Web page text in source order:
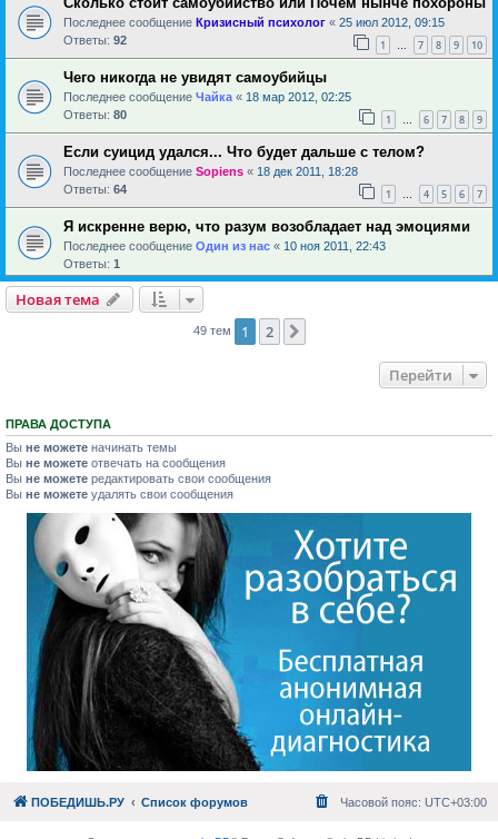
Последнее сообщение Кризисный психолог « 25 июл 2012, 09:15
Ответы: 92 1 … 7 8 9 10
Чего никогда не увидят самоубийцы
Последнее сообщение Чайка « 18 мар 2012, 02:25
Ответы: 80 1 … 6 7 8 9
Если суицид удался... Что будет дальше с телом?
Последнее сообщение Sopiens « 18 дек 2011, 18:28
Ответы: 64 1 … 4 5 6 7
Я искренне верю, что разум возобладает над эмоциями
Последнее сообщение Один из нас « 10 ноя 2011, 22:43
Ответы: 1
Новая тема
49 тем 1 2
Перейти
ПРАВА ДОСТУПА
Вы не можете начинать темы
Вы не можете отвечать на сообщения
Вы не можете редактировать свои сообщения
Вы не можете удалять свои сообщения
ПОБЕДИШЬ.РУ Список форумов Часовой пояс: UTC+03:00